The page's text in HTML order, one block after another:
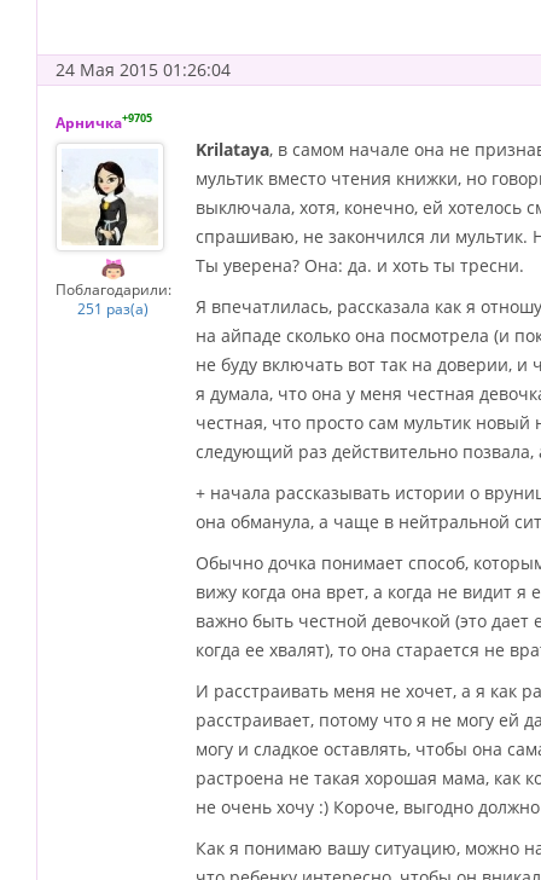
24 Мая 2015 01:26:04
Арничка+9705
Поблагодарили:
251 раз(а)
Krilataya, в самом начале она не
мультик вместо чтения книжки, но
выключала, хотя, конечно, ей хотелось
спрашиваю, не закончился ли мультик.
Ты уверена? Она: да. и хоть ты тресни.
Я впечатлилась, рассказала как я
на айпаде сколько она посмотрела (и
не буду включать вот так на доверии, и
я думала, что она у меня честная
честная, что просто сам мультик
следующий раз действительно
+ начала рассказывать истории о
она обманула, а чаще в нейтральной
Обычно дочка понимает способ,
вижу когда она врет, а когда не видит
важно быть честной девочкой (это
когда ее хвалят), то она старается не
И расстраивать меня не хочет, а я как
расстраивает, потому что я не могу ей
могу и сладкое оставлять, чтобы она
растроена не такая хорошая мама, как
не очень хочу :) Короче, выгодно
Как я понимаю вашу ситуацию, можно